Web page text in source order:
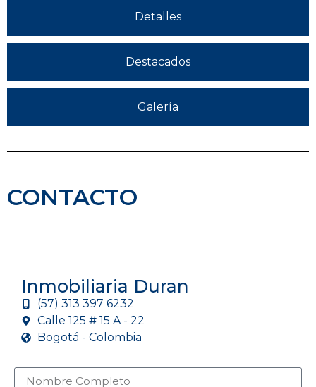
Detalles
Destacados
Galería
CONTACTO
Inmobiliaria Duran
(57) 313 397 6232
Calle 125 # 15 A - 22
Bogotá - Colombia